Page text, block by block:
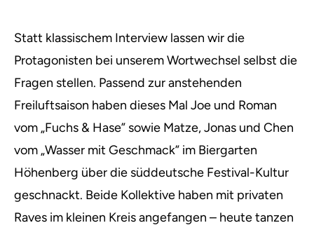
Statt klassischem Interview lassen wir die
Protagonisten bei unserem Wortwechsel selbst die
Fragen stellen. Passend zur anstehenden
Freiluftsaison haben dieses Mal Joe und Roman
vom „Fuchs & Hase” sowie Matze, Jonas und Chen
vom „Wasser mit Geschmack” im Biergarten
Höhenberg über die süddeutsche Festival-Kultur
geschnackt. Beide Kollektive haben mit privaten
Raves im kleinen Kreis angefangen – heute tanzen